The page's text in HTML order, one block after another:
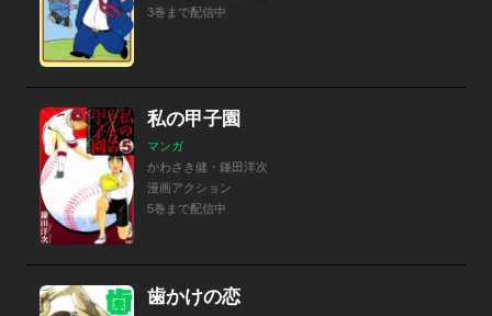
3巻まで配信中
私の甲子園
マンガ
かわさき健・鎌田洋次
漫画アクション
5巻まで配信中
歯かけの恋